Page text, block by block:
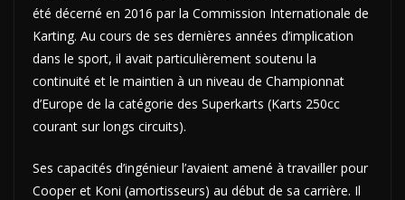
été décerné en 2016 par la Commission Internationale de
Karting. Au cours de ses dernières années d’implication
dans le sport, il avait particulièrement soutenu la
continuité et le maintien à un niveau de Championnat
d’Europe de la catégorie des Superkarts (Karts 250cc
courant sur longs circuits).
Ses capacités d’ingénieur l’avaient amené à travailler pour
Cooper et Koni (amortisseurs) au début de sa carrière. Il